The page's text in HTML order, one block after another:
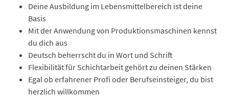
Deine Ausbildung im Lebensmittelbereich ist deine
Basis
Mit der Anwendung von Produktionsmaschinen kennst
du dich aus
Deutsch beherrscht du in Wort und Schrift
Flexibilität für Schichtarbeit gehört zu deinen Stärken
Egal ob erfahrener Profi oder Berufseinsteiger, du bist
herzlich willkommen